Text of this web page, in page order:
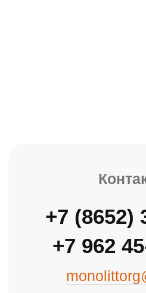
Контакты
Информация на сайте не является
публичной офертой
Политика конфиденциальности